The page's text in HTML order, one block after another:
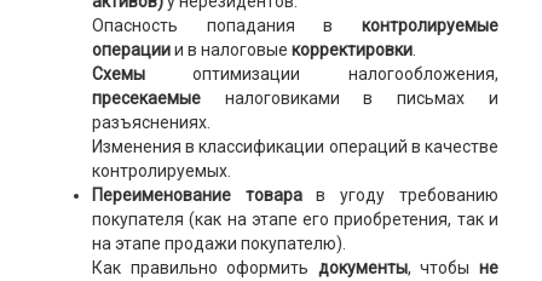
Опасность попадания вконтролируемые
операциии в налоговые корректировки.
Схемыоптимизации налогообложения,
пресекаемыеналоговиками в письмах и
разъяснениях.
Изменения в классификации операций в качестве
контролируемых.
Переименование товарав угоду требованию
покупателя (как на этапе его приобретения, так и
на этапе продажи покупателю).
Как правильно оформить документы, чтобыне